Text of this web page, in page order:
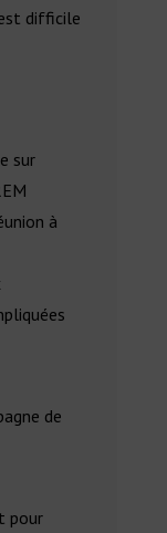
difficile
sur
à
de
pour